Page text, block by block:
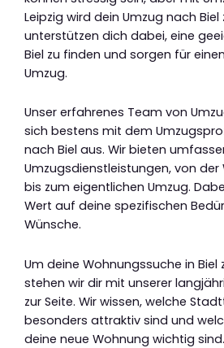
Leipzig wird dein Umzug nach Biel
unterstützen dich dabei, eine
Biel zu finden und sorgen für
Umzug.
Unser erfahrenes Team von
sich bestens mit dem
nach Biel aus. Wir bieten
Umzugsdienstleistungen, von der
bis zum eigentlichen Umzug.
Wert auf deine spezifischen
Wünsche.
Um deine Wohnungssuche in Biel
stehen wir dir mit unserer
zur Seite. Wir wissen, welche
besonders attraktiv sind und
deine neue Wohnung wichtig